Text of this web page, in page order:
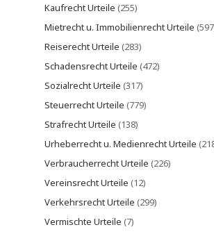
Kaufrecht Urteile (255)
Mietrecht u. Immobilienrecht Urteile
Reiserecht Urteile (283)
Schadensrecht Urteile (472)
Sozialrecht Urteile (317)
Steuerrecht Urteile (779)
Strafrecht Urteile (138)
Urheberrecht u. Medienrecht Urteile
Verbraucherrecht Urteile (226)
Vereinsrecht Urteile (12)
Verkehrsrecht Urteile (299)
Vermischte Urteile (7)